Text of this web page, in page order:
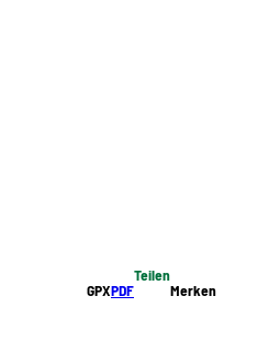
GPXPDF
Teilen
Merken